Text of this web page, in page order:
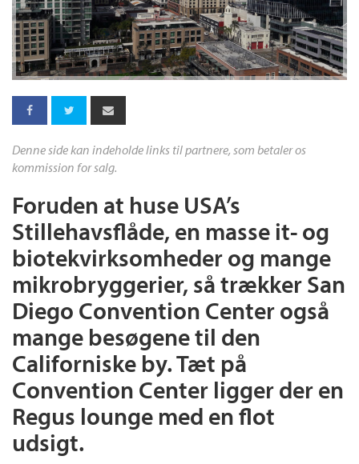
Denne side kan indeholde links til partnere, som betaler os
kommission for salg.
Foruden at huse USA’s
Stillehavsflåde, en masse it- og
biotekvirksomheder og mange
mikrobryggerier, så trækker San
Diego Convention Center også
mange besøgene til den
Californiske by. Tæt på
Convention Center ligger der en
Regus lounge med en flot
udsigt.